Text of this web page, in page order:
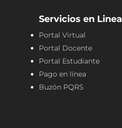
Servicios en Linea
Portal Virtual
Portal Docente
Portal Estudiante
Pago en línea
Buzón PQRS